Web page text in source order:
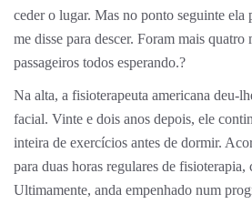
ceder o lugar. Mas no ponto seguinte ela
me disse para descer. Foram mais quatro
passageiros todos esperando.?
Na alta, a fisioterapeuta americana deu-
facial. Vinte e dois anos depois, ele
inteira de exercícios antes de dormir.
para duas horas regulares de fisioterapia,
Ultimamente, anda empenhado num